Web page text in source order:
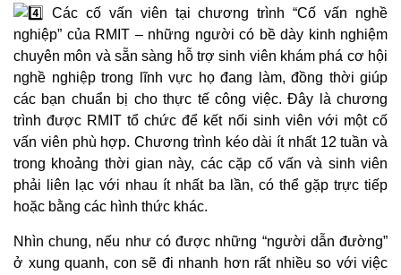
Các cố vấn viên tại chương trình “Cố vấn nghề
nghiệp” của RMIT – những người có bề dày kinh nghiệm
chuyên môn và sẵn sàng hỗ trợ sinh viên khám phá cơ hội
nghề nghiệp trong lĩnh vực họ đang làm, đồng thời giúp
các bạn chuẩn bị cho thực tế công việc. Đây là chương
trình được RMIT tổ chức để kết nối sinh viên với một cố
vấn viên phù hợp. Chương trình kéo dài ít nhất 12 tuần và
trong khoảng thời gian này, các cặp cố vấn và sinh viên
phải liên lạc với nhau ít nhất ba lần, có thể gặp trực tiếp
hoặc bằng các hình thức khác.
Nhìn chung, nếu như có được những “người dẫn đường”
ở xung quanh, con sẽ đi nhanh hơn rất nhiều so với việc